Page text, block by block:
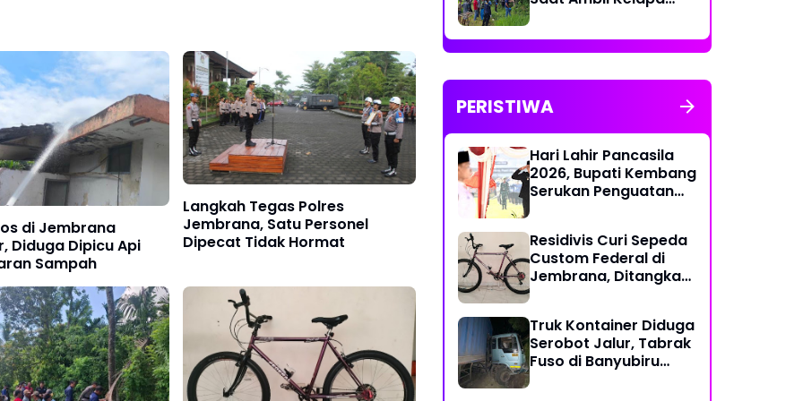
di Jembrana
Diduga Dipicu Api
Sampah
Langkah Tegas Polres
Jembrana, Satu Personel
Dipecat Tidak Hormat
PERISTIWA
Hari Lahir Pancasila
2026, Bupati Kembang
Serukan Penguatan
Tengah Tantangan
Global
Residivis Curi Sepeda
Custom Federal di
Jembrana, Ditangkap
Truk Kontainer Diduga
Serobot Jalur, Tabrak
Fuso di Banyubiru